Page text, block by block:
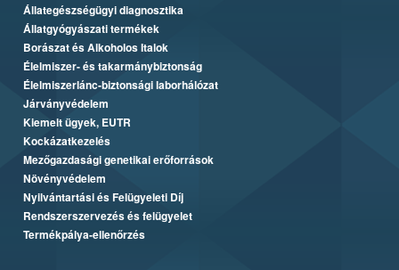
Állategészségügyi diagnosztika
Állatgyógyászati termékek
Borászat és Alkoholos Italok
Élelmiszer- és takarmánybiztonság
Élelmiszerlánc-biztonsági laborhálózat
Járványvédelem
Kiemelt ügyek, EUTR
Kockázatkezelés
Mezőgazdasági genetikai erőforrások
Növényvédelem
Nyilvántartási és Felügyeleti Díj
Rendszerszervezés és felügyelet
Termékpálya-ellenőrzés